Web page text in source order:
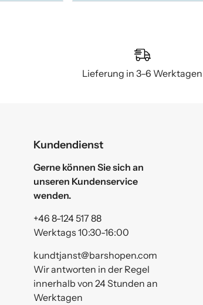
Lieferung in 3–6 Werktagen
Kundendienst
Gerne können Sie sich an
unseren Kundenservice
wenden.
+46 8-124 517 88
Werktags 10:30-16:00
kundtjanst@barshopen.com
Wir antworten in der Regel
innerhalb von 24 Stunden an
Werktagen